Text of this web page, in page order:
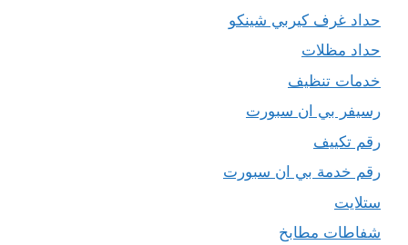
حداد غرف كيربي شينكو
حداد مظلات
خدمات تنظيف
رسيفر بي ان سبورت
رقم تكييف
رقم خدمة بي ان سبورت
ستلايت
شفاطات مطابخ